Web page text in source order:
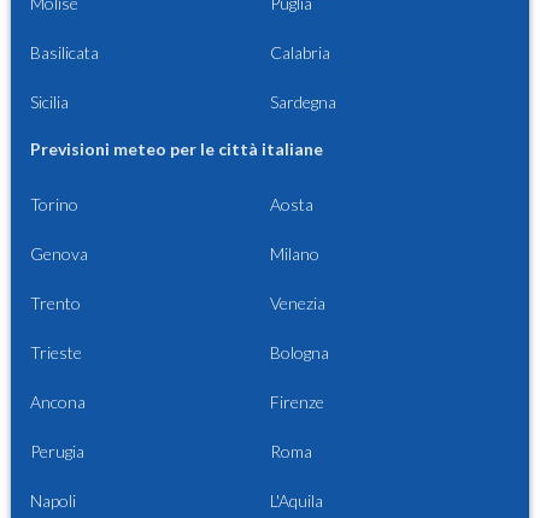
Basilicata Calabria
Sicilia Sardegna
Previsioni meteo per le città italiane
Torino Aosta
Genova Milano
Trento Venezia
Trieste Bologna
Ancona Firenze
Perugia Roma
Napoli L'Aquila